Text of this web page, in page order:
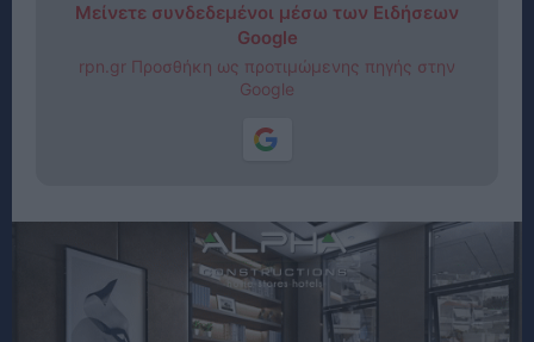
Μείνετε συνδεδεμένοι μέσω των Ειδήσεων
Google
rpn.gr Προσθήκη ως προτιμώμενης πηγής στην
Google